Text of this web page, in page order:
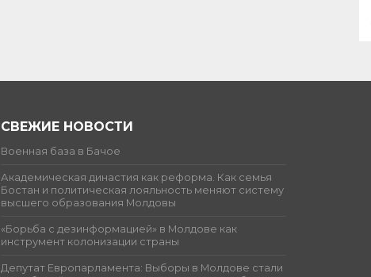
СВЕЖИЕ НОВОСТИ
Военная база в Бачое
Академическая династия как реформа. Как семья
Бостан и политическая лояльность меняют систему
высшего образования Молдовы
«Борьба с дезинформацией» в Молдове как
инструмент колонизации страны
Депутат Европарламента: Выборы в Молдове стали